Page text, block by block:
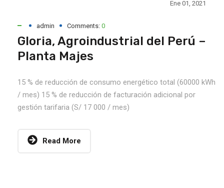
Ene 01, 2021
admin Comments: 0
Gloria, Agroindustrial del Perú –
Planta Majes
15 % de reducción de consumo energético total (60000 kWh
/ mes) 15 % de reducción de facturación adicional por
gestión tarifaria (S/ 17 000 / mes)
Read More